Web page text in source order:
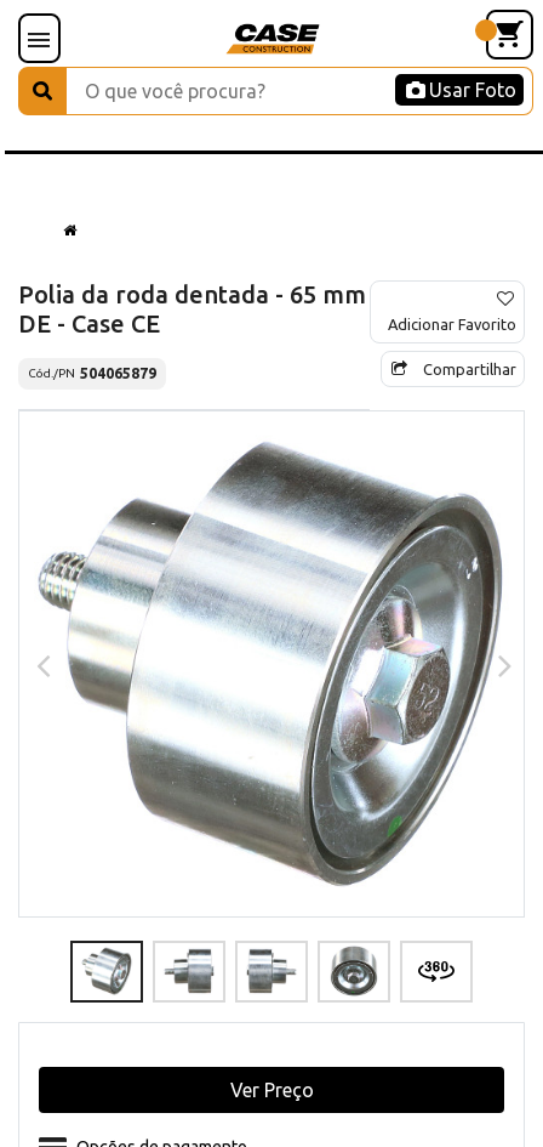
Usar Foto
Polia da roda dentada - 65 mm
DE - Case CE
Cód./PN 504065879
Adicionar Favorito
Compartilhar
Ver Preço